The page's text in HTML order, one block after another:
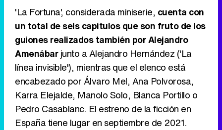
'La Fortuna', considerada miniserie, cuenta con
un total de seis capítulos que son fruto de los
guiones realizados también por Alejandro
Amenábarjunto a Alejandro Hernández ('La
línea invisible'), mientras que el elenco está
encabezado por Álvaro Mel, Ana Polvorosa,
Karra Elejalde, Manolo Solo, Blanca Portillo o
Pedro Casablanc. El estreno de la ficción en
España tiene lugar en septiembre de 2021.